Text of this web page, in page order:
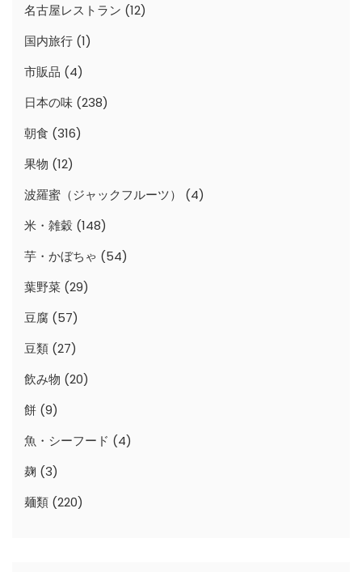
名古屋レストラン (12)
国内旅行 (1)
市販品 (4)
日本の味 (238)
朝食 (316)
果物 (12)
波羅蜜（ジャックフルーツ）
(4)
米・雑穀 (148)
芋・かぼちゃ (54)
葉野菜 (29)
豆腐 (57)
豆類 (27)
飲み物 (20)
餅 (9)
魚・シーフード (4)
麹 (3)
麺類 (220)